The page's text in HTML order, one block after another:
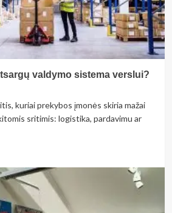
valdymo sistema verslui?
kuriai prekybos įmonės skiria mažai
sritimis: logistika, pardavimu ar